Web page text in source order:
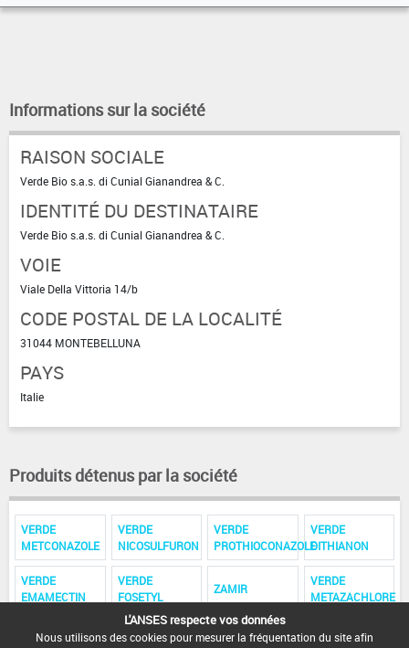
Informations sur la société
RAISON SOCIALE
Verde Bio s.a.s. di Cunial Gianandrea & C.
IDENTITÉ DU DESTINATAIRE
Verde Bio s.a.s. di Cunial Gianandrea & C.
VOIE
Viale Della Vittoria 14/b
CODE POSTAL DE LA LOCALITÉ
31044 MONTEBELLUNA
PAYS
Italie
Produits détenus par la société
VERDE
METCONAZOLE
VERDE
NICOSULFURON
VERDE
PROTHIOCONAZOLE
VERDE
DITHIANON
VERDE
EMAMECTIN
VERDE
FOSETYL
ZAMIR
VERDE
METAZACHLORE
VERDE
VERDE
L'ANSES respecte vos données
Nous utilisons des cookies pour mesurer la fréquentation du site afin